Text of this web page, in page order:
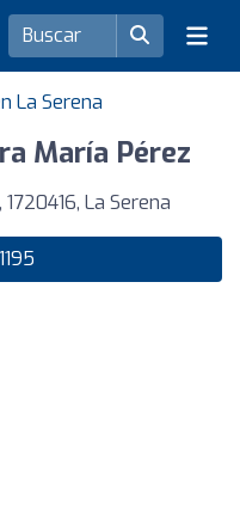
La Serena
María Pérez
La Serena